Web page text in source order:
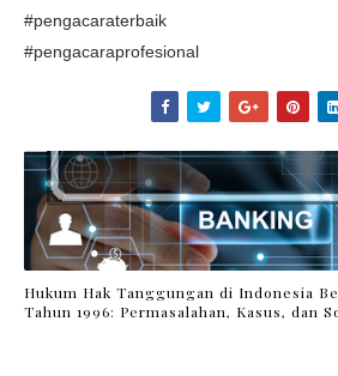
#pengacaraterbaik
#pengacaraprofesional
Hukum Hak Tanggungan di Indonesia
Tahun 1996: Permasalahan, Kasus, dan